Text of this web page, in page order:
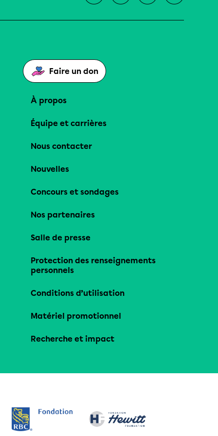
Faire un don
À propos
Équipe et carrières
Nous contacter
Nouvelles
Concours et sondages
Nos partenaires
Salle de presse
Protection des renseignements
personnels
Conditions d’utilisation
Matériel promotionnel
Recherche et impact